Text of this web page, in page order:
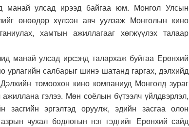
манай улсад ирээд байгаа юм. Монгол Улсын
өнөөдөр хүлээн авч уулзаж Монголын кино
хамтын ажиллагааг хөгжүүлэх талаар
манай улсад ирсэнд талархаж буйгаа Ерөнхий
урлагийн салбарыг шинэ шатанд гаргах, дэлхийд
томоохон кино компаниуд Монголд зураг
гэлээ. Мөн соёлын бүтээлч үйлдвэрлэл,
засгийн эргэлтэд оруулж, эдийн засгаа олон
чухал бодлогын нэг гэдгийг Ерөнхий сайд